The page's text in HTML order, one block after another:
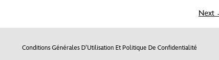
Next
Conditions Générales D’Utilisation Et Politique De Confidentialité